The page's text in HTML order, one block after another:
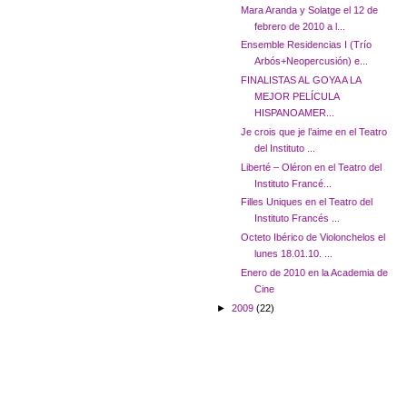
Mara Aranda y Solatge el 12 de
febrero de 2010 a l...
Ensemble Residencias I (Trío
Arbós+Neopercusión) e...
FINALISTAS AL GOYA A LA
MEJOR PELÍCULA
HISPANOAMER...
Je crois que je l’aime en el Teatro
del Instituto ...
Liberté – Oléron en el Teatro del
Instituto Francé...
Filles Uniques en el Teatro del
Instituto Francés ...
Octeto Ibérico de Violonchelos el
lunes 18.01.10. ...
Enero de 2010 en la Academia de
Cine
► 2009 (22)